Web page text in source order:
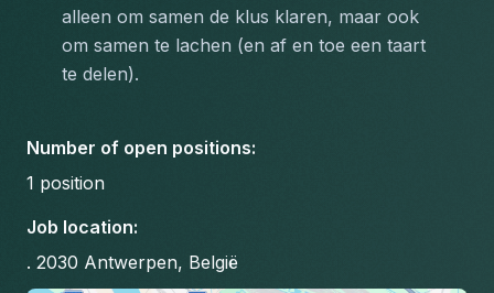
alleen om samen de klus klaren, maar ook
om samen te lachen (en af en toe een taart
te delen).
Number of open positions:
1 position
Job location:
. 2030 Antwerpen, België